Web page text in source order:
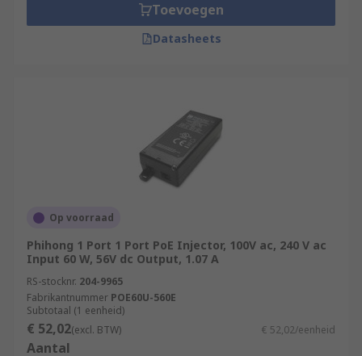
Toevoegen
Datasheets
Op voorraad
Phihong 1 Port 1 Port PoE Injector, 100V ac, 240 V ac
Input 60 W, 56V dc Output, 1.07 A
RS-stocknr. 204-9965
Fabrikantnummer POE60U-560E
Subtotaal (1 eenheid)
€ 52,02(excl. BTW) € 52,02/eenheid
Aantal